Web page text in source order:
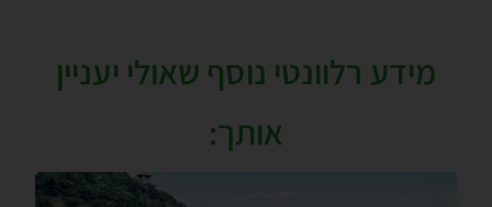
מידע רלוונטי נוסף שאולי יעניין
אותך: